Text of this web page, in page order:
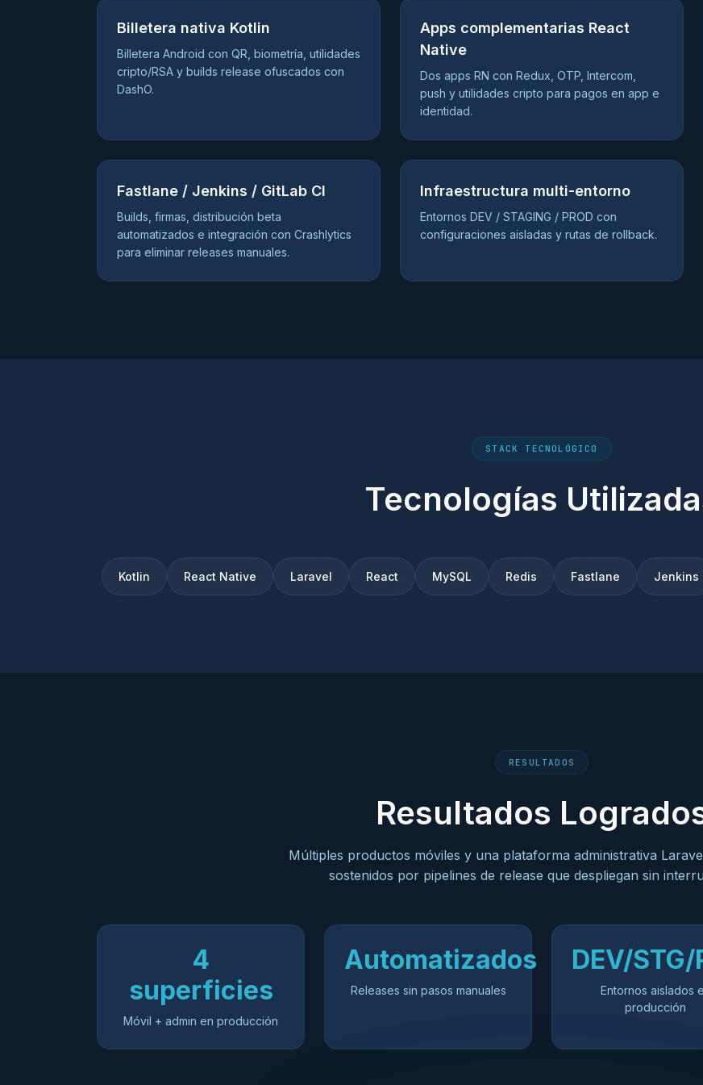
Billetera nativa Kotlin
Billetera Android con QR, biometría, utilidades
cripto/RSA y builds release ofuscados con
DashO.
Apps complementarias React
Native
Dos apps RN con Redux, OTP, Intercom,
push y utilidades cripto para pagos en app e
identidad.
Fastlane / Jenkins / GitLab CI
Builds, firmas, distribución beta
automatizados e integración con Crashlytics
para eliminar releases manuales.
Infraestructura multi-entorno
Entornos DEV / STAGING / PROD con
configuraciones aisladas y rutas de rollback.
STACK TECNOLÓGICO
Tecnologías
Kotlin React Native Laravel React MySQL Redis Fastlane Jenkins
RESULTADOS
Resultados
Múltiples productos móviles y una plataforma administrativa
sostenidos por pipelines de release que despliegan sin
4
superficies
Móvil + admin en producción
Automatizados
Releases sin pasos manuales
DEV/STG/
Entornos aislados
producción